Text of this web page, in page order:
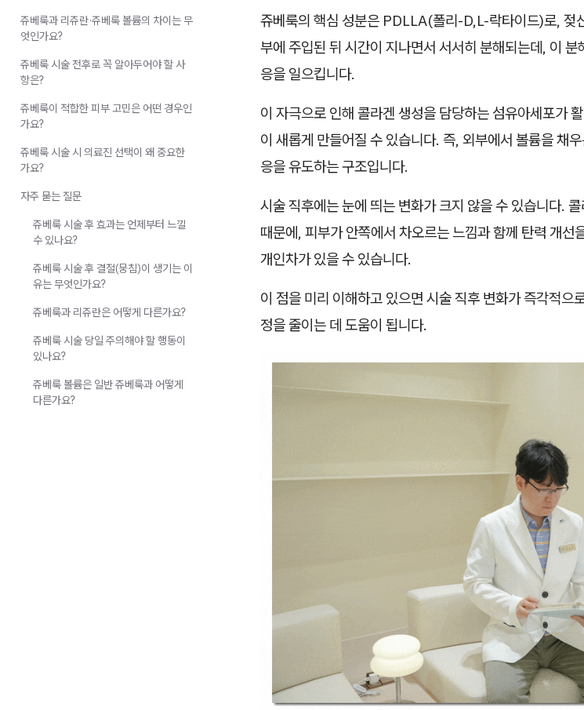
쥬베룩의 핵심 성분은 PDLLA(폴리-D,L-락타이드)로, 젖
부에 주입된 뒤 시간이 지나면서 서서히 분해되는데, 이
응을 일으킵니다.
이 자극으로 인해 콜라겐 생성을 담당하는 섬유아세포가
이 새롭게 만들어질 수 있습니다. 즉, 외부에서 볼륨을 채
응을 유도하는 구조입니다.
시술 직후에는 눈에 띄는 변화가 크지 않을 수 있습니다.
때문에, 피부가 안쪽에서 차오르는 느낌과 함께 탄력 개선
개인차가 있을 수 있습니다.
이 점을 미리 이해하고 있으면 시술 직후 변화가 즉각적으
정을 줄이는 데 도움이 됩니다.
쥬베룩과 리쥬란·쥬베룩 볼륨의 차이는 무
엇인가요?
쥬베룩 시술 전후로 꼭 알아두어야 할 사
항은?
쥬베룩이 적합한 피부 고민은 어떤 경우인
가요?
쥬베룩 시술 시 의료진 선택이 왜 중요한
가요?
자주 묻는 질문
쥬베룩 시술 후 효과는 언제부터 느낄
수 있나요?
쥬베룩 시술 후 결절(뭉침)이 생기는 이
유는 무엇인가요?
쥬베룩과 리쥬란은 어떻게 다른가요?
쥬베룩 시술 당일 주의해야 할 행동이
있나요?
쥬베룩 볼륨은 일반 쥬베룩과 어떻게
다른가요?